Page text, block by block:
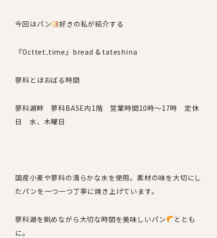
今回はパン 好きの私が紹介する
『Octtet₋time』 bread & tateshina
蓼科とほおばる時間
蓼科湖畔 蓼科BASE内1階 営業時間10時～17時 定休
日 水、木曜日
国産小麦や蓼科の清らかな水を使用。素材の味を大切にし
たパンを一つ一つ丁寧に焼き上げています。
蓼科湖を眺めながら大切な時間を美味しいパン
ととも
に。